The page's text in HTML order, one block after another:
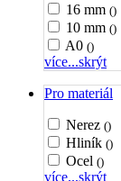
16 mm ()
10 mm ()
A0 ()
více...skrýt
Pro materiál
Nerez ()
Hliník ()
Ocel ()
více...skrýt